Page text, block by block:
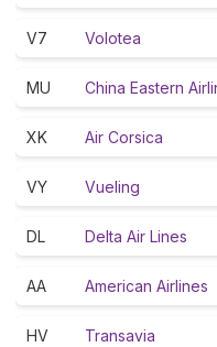
V7 Volotea
MU China Eastern
XK Air Corsica
VY Vueling
DL Delta Air Lines
AA American Airlines
HV Transavia